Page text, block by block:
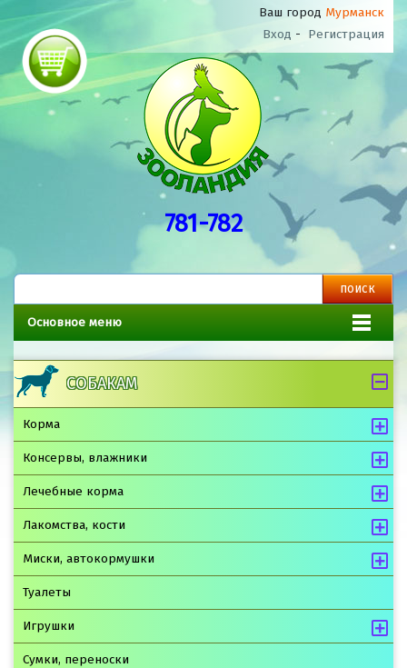
Ваш город Мурманск
Вход - Регистрация
781-782
Основное меню
СОБАКАМ
Корма
Консервы, влажники
Лечебные корма
Лакомства, кости
Миски, автокормушки
Туалеты
Игрушки
Сумки, переноски